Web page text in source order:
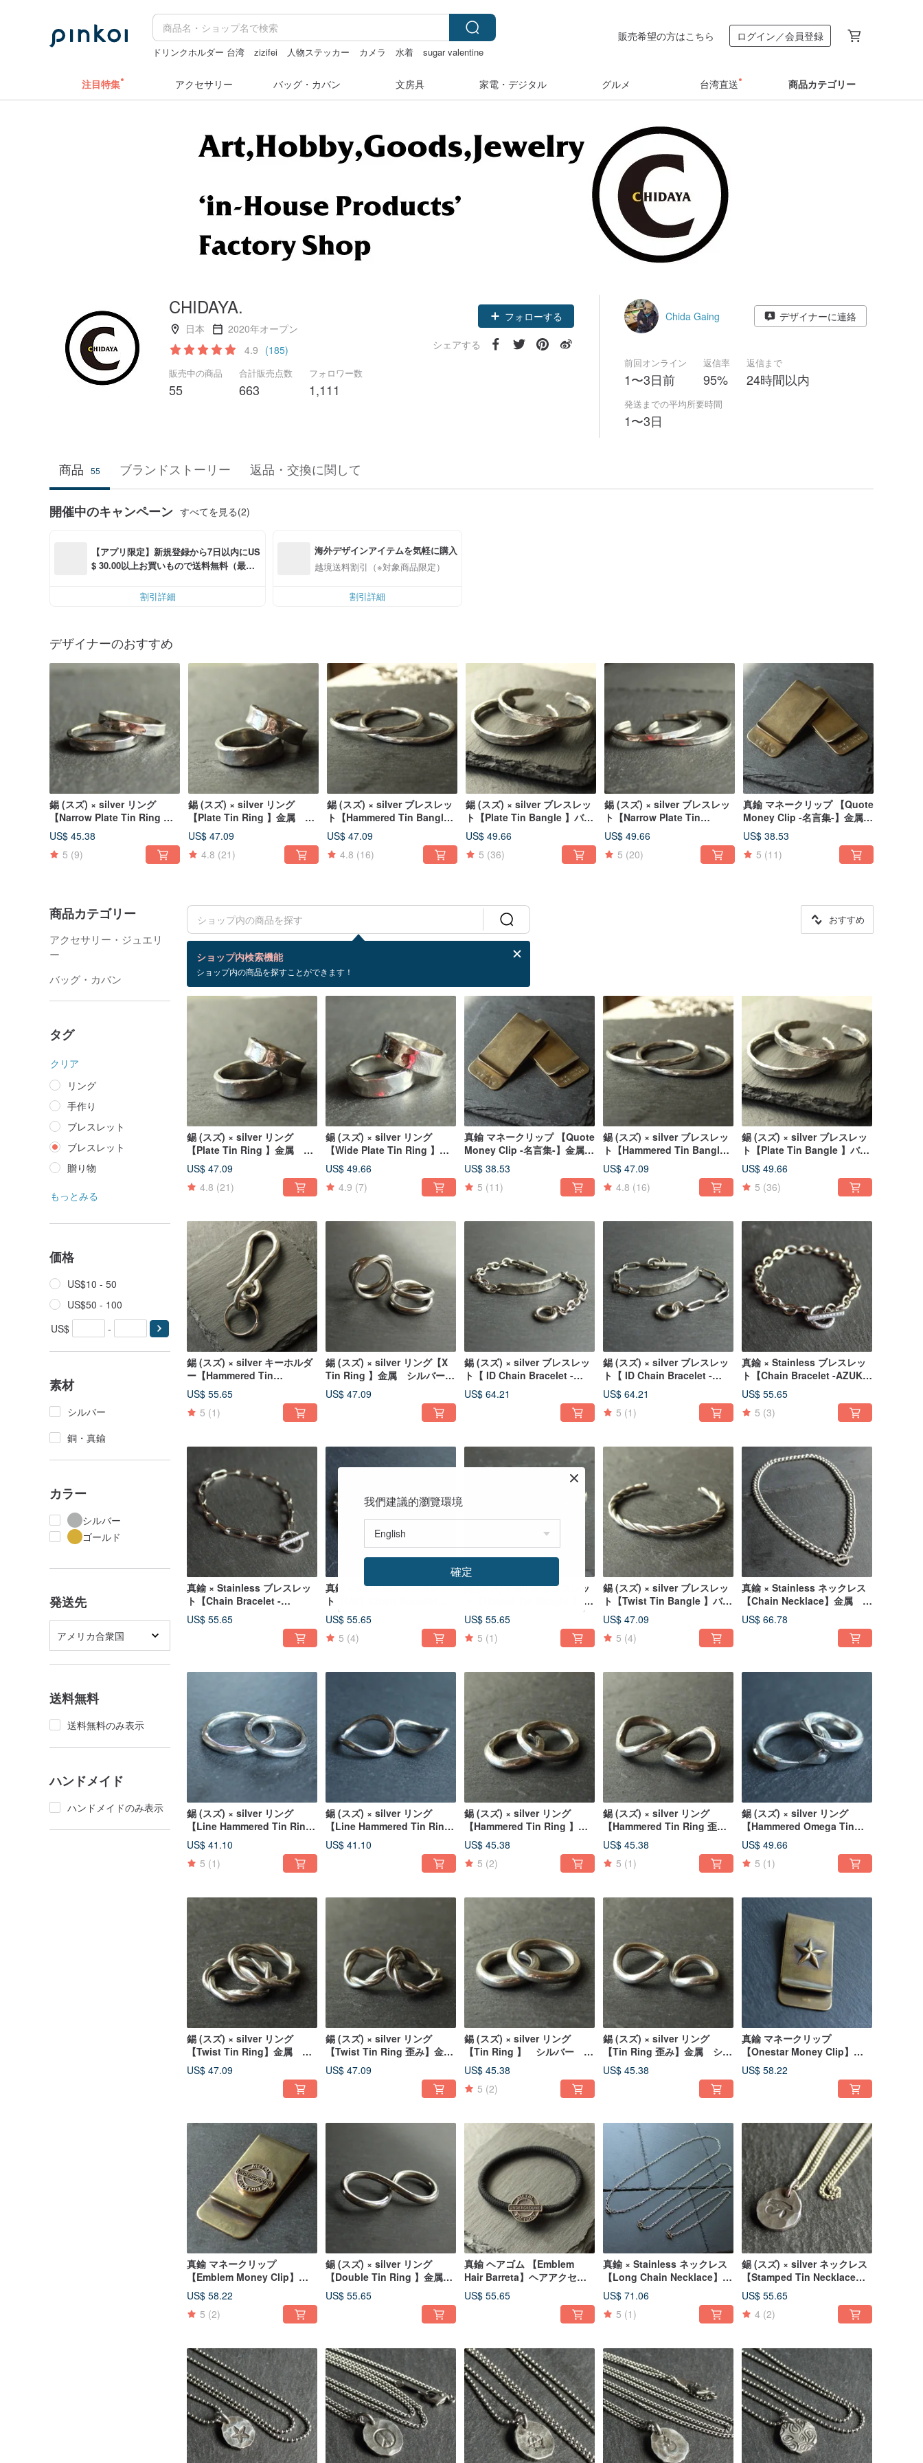
ドリンクホルダー 台湾 zizifei 人物ステッカー カメラ 水着
sugar valentine
販売希望の方はこちら ログイン／会員登録
注目特集 アクセサリー バッグ・カバン 文房具 家電・デジタル グルメ 台湾直送 商品カテゴリー
CHIDAYA.
日本
2020年オープン
4.9 (185)
販売中の商品
55
合計販売点数
663
フォロワー数
1,111
フォローする
シェアする
Chida Gaing デザイナーに連絡
前回オンライン
1〜3日前
返信率
95%
返信まで
24時間以内
発送までの平均所要時間
1〜3日
商品 55 ブランドストーリー 返品・交換に関して
開催中のキャンペーン すべてを見る(2)
【アプリ限定】新規登録から7日以内にUS
$ 30.00以上お買いもので送料無料（最大U
割引詳細
海外デザインアイテムを気軽に購入
越境送料割引（※対象商品限定）
割引詳細
デザイナーのおすすめ
錫 (スズ) × silver リング
【Narrow Plate Tin Ring 】
金属 シルバー ペアリン
グ 日本
US$ 45.38
5 (9)
錫 (スズ) × silver リング
【Plate Tin Ring 】金属 シ
ルバー ペアリング 日本
US$ 47.09
4.8 (21)
錫 (スズ) × silver ブレスレッ
ト【Hammered Tin Bangle
】バングル シルバー 金
属 日本
US$ 47.09
4.8 (16)
錫 (スズ) × silver ブレスレッ
ト【Plate Tin Bangle 】バン
グル シルバー 金属 日本
US$ 49.66
5 (36)
錫 (スズ) × silver ブレスレッ
ト【Narrow Plate Tin
Bangle 】バングル 金属
シルバー 日本
US$ 49.66
5 (20)
真鍮 マネークリップ 【Quote
Money Clip -名言集-】金属
財布 日本
US$ 38.53
5 (11)
商品カテゴリー
アクセサリー・ジュエリ
ー
バッグ・カバン
タグ
クリア
リング
手作り
ブレスレット
ブレスレット
贈り物
もっとみる
価格
US$10 - 50
US$50 - 100
US$
-
素材
シルバー
銅・真鍮
カラー
シルバー
ゴールド
発送先
アメリカ合衆国
送料無料
送料無料のみ表示
ハンドメイド
ハンドメイドのみ表示
ショップ内検索機能
ショップ内の商品を探すことができます！
おすすめ
検索結果：42 件
ブレスレット
錫 (スズ) × silver リング
【Plate Tin Ring 】金属 シ
ルバー ペアリング 日本
US$ 47.09
4.8 (21)
錫 (スズ) × silver リング
【Wide Plate Tin Ring 】金
属 シルバー ペアリング
日本
US$ 49.66
4.9 (7)
真鍮 マネークリップ 【Quote
Money Clip -名言集-】金属
財布 日本
US$ 38.53
5 (11)
錫 (スズ) × silver ブレスレッ
ト【Hammered Tin Bangle
】バングル シルバー 金
属 日本
US$ 47.09
4.8 (16)
錫 (スズ) × silver ブレスレッ
ト【Plate Tin Bangle 】バン
グル シルバー 金属 日本
US$ 49.66
5 (36)
錫 (スズ) × silver キーホルダ
ー【Hammered Tin
Keychain 】キーケース 金
属 日本
US$ 55.65
5 (1)
錫 (スズ) × silver リング【X
Tin Ring 】金属 シルバー
ペアリング 日本
US$ 47.09
錫 (スズ) × silver ブレスレッ
ト【 ID Chain Bracelet -
AZUKI- 】真鍮 金属 ステ
ンレス 日本
US$ 64.21
錫 (スズ) × silver ブレスレッ
ト【 ID Chain Bracelet -
KOBAN- 】金属 真鍮 ステ
ンレス 日本
US$ 64.21
5 (1)
真鍮 × Stainless ブレスレッ
ト【Chain Bracelet -AZUKI-
】金属 ステンレス 日本
US$ 55.65
5 (3)
真鍮 × Stainless ブレスレッ
ト【Chain Bracelet -
KOBAN- 】金属 ステンレ
ス 日本
US$ 55.65
真鍮 × stainless ブレスレッ
ト【UMF Chain Bracelet】
金属 ステンレス 日本
US$ 55.65
5 (4)
錫 (スズ) × silver ブレスレッ
ト【Round Tin Bangle 】 バ
ングル 金属 シルバー 日
本
US$ 55.65
5 (1)
錫 (スズ) × silver ブレスレッ
ト【Twist Tin Bangle 】バン
グル 金属 シルバー 日本
US$ 47.09
5 (4)
真鍮 × Stainless ネックレス
【Chain Necklace】金属 ス
テンレス 日本
US$ 66.78
錫 (スズ) × silver リング
【Line Hammered Tin Ring
】金属 シルバー ペアリン
グ 日本
US$ 41.10
5 (1)
錫 (スズ) × silver リング
【Line Hammered Tin Ring
歪み 】金属 シルバー ペア
リング 日本
US$ 41.10
錫 (スズ) × silver リング
【Hammered Tin Ring 】金
属 シルバー ペアリング
日本
US$ 45.38
5 (2)
錫 (スズ) × silver リング
【Hammered Tin Ring 歪み
】 金属 シルバー 日本
US$ 45.38
5 (1)
錫 (スズ) × silver リング
【Hammered Omega Tin
Ring 】金属 シルバー ペア
リング 日本
US$ 49.66
5 (1)
錫 (スズ) × silver リング
【Twist Tin Ring】金属 シ
ルバー ペアリング 日本
US$ 47.09
錫 (スズ) × silver リング
【Twist Tin Ring 歪み】金
属 シルバー ペアリング
日本
US$ 47.09
錫 (スズ) × silver リング
【Tin Ring 】 シルバー ペ
アリング 日本
US$ 45.38
5 (2)
錫 (スズ) × silver リング
【Tin Ring 歪み】金属 シル
バー ペアリング 日本
US$ 45.38
真鍮 マネークリップ
【Onestar Money Clip】金
属 財布 日本
US$ 58.22
真鍮 マネークリップ
【Emblem Money Clip】金
属 財布 日本
US$ 58.22
5 (2)
錫 (スズ) × silver リング
【Double Tin Ring 】金属
シルバー 日本
US$ 55.65
真鍮 ヘアゴム 【Emblem
Hair Barreta】ヘアアクセサ
リー 金属 日本
US$ 55.65
真鍮 × Stainless ネックレス
【Long Chain Necklace】金
属 ステンレス 日本
US$ 71.06
5 (1)
錫 (スズ) × silver ネックレス
【Stamped Tin Necklace
#Horus】金属 シルバー 日
本
US$ 55.65
4 (2)
我們建議的瀏覽環境
確定